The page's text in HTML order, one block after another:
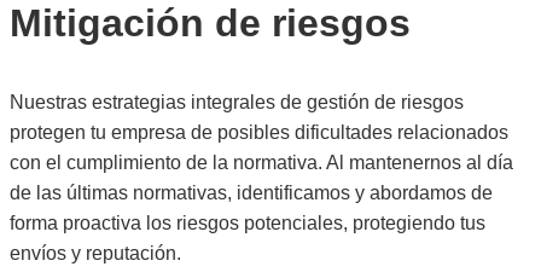
Mitigación de riesgos
Nuestras estrategias integrales de gestión de riesgos
protegen tu empresa de posibles dificultades relacionados
con el cumplimiento de la normativa. Al mantenernos al día
de las últimas normativas, identificamos y abordamos de
forma proactiva los riesgos potenciales, protegiendo tus
envíos y reputación.